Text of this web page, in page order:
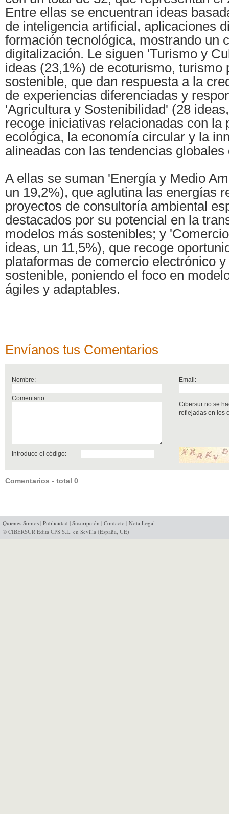
Entre ellas se encuentran ideas
de inteligencia artificial, aplicaciones
formación tecnológica, mostrando un
digitalización. Le siguen 'Turismo y
ideas (23,1%) de ecoturismo, turismo
sostenible, que dan respuesta a la
de experiencias diferenciadas y
'Agricultura y Sostenibilidad' (28
recoge iniciativas relacionadas con la
ecológica, la economía circular y la
alineadas con las tendencias
A ellas se suman 'Energía y Medio
un 19,2%), que aglutina las energías
proyectos de consultoría ambiental
destacados por su potencial en la
modelos más sostenibles; y
ideas, un 11,5%), que recoge
plataformas de comercio electrónico
sostenible, poniendo el foco en
ágiles y adaptables.
Envíanos tus Comentarios
Nombre: Email:
Comentario:
Cibersur no se
reflejadas en los
Introduce el código:
Comentarios - total 0
Quienes Somos | Publicidad | Suscripción | Contacto | Nota Legal
© CIBERSUR Edita CPS S.L. en Sevilla (España, UE)